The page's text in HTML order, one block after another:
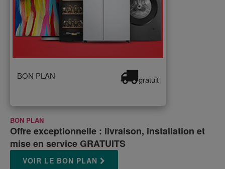
BON PLAN gratuit
BON PLAN
Offre exceptionnelle : livraison, installation et
mise en service GRATUITS
VOIR LE BON PLAN